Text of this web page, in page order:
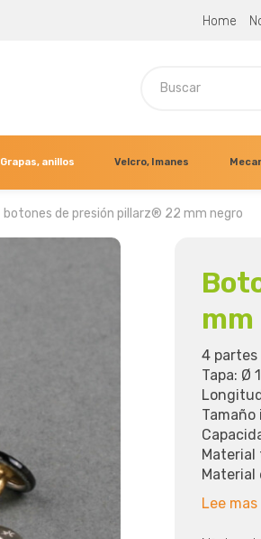
Home
Grapas, anillos Velcro, Imanes
botones de presión pillarz® 22 mm negro
4 partes
Tapa: Ø
Material
Material
Lee mas